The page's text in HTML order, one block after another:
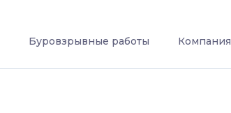
Буровзрывные работы Компания